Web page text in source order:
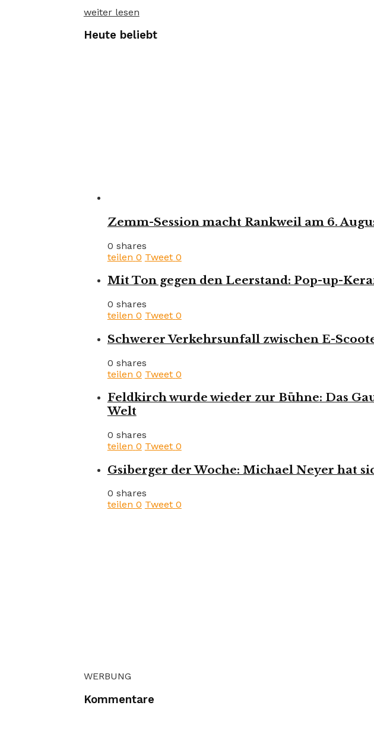
weiter lesen
Heute beliebt
Zemm-Session macht Rankweil am 6.
0 shares
teilen 0 Tweet 0
Mit Ton gegen den Leerstand: Pop-up-
0 shares
teilen 0 Tweet 0
Schwerer Verkehrsunfall zwischen E-
0 shares
teilen 0 Tweet 0
Feldkirch wurde wieder zur Bühne: Das
Welt
0 shares
teilen 0 Tweet 0
Gsiberger der Woche: Michael Neyer hat
0 shares
teilen 0 Tweet 0
WERBUNG
Kommentare